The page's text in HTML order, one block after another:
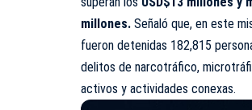
millones. Señaló que, en este
fueron detenidas 182,815
delitos de narcotráfico,
activos y actividades conexas.